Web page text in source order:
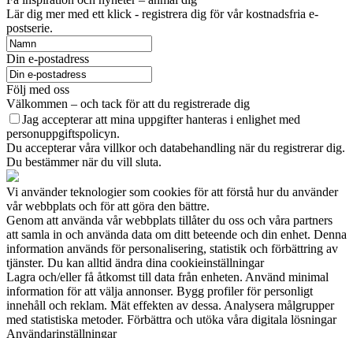
Lär dig mer med ett klick - registrera dig för vår kostnadsfria e-
postserie.
Din e-postadress
Följ med oss
Välkommen – och tack för att du registrerade dig
Jag accepterar att mina uppgifter hanteras i enlighet med
personuppgiftspolicyn.
Du accepterar våra villkor och databehandling när du registrerar dig.
Du bestämmer när du vill sluta.
Vi använder teknologier som cookies för att förstå hur du använder
vår webbplats och för att göra den bättre.
Genom att använda vår webbplats tillåter du oss och våra partners
att samla in och använda data om ditt beteende och din enhet. Denna
information används för personalisering, statistik och förbättring av
tjänster. Du kan alltid ändra dina cookieinställningar
Lagra och/eller få åtkomst till data från enheten. Använd minimal
information för att välja annonser. Bygg profiler för personligt
innehåll och reklam. Mät effekten av dessa. Analysera målgrupper
med statistiska metoder. Förbättra och utöka våra digitala lösningar
Användarinställningar